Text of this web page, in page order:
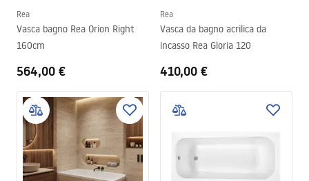
Rea
Vasca bagno Rea Orion Right
160cm
564,00 €
Rea
Vasca da bagno acrilica da
incasso Rea Gloria 120
410,00 €